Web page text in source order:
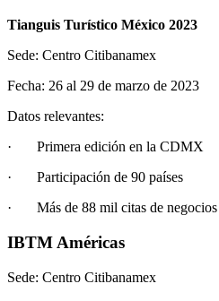
Tianguis Turístico México 2023
Sede: Centro Citibanamex
Fecha: 26 al 29 de marzo de 2023
Datos relevantes:
· Primera edición en la CDMX
· Participación de 90 países
· Más de 88 mil citas de negocios
IBTM Américas
Sede: Centro Citibanamex